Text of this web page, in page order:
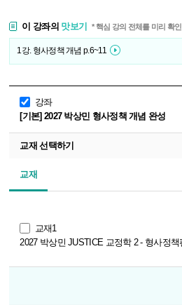
이 강좌의 맛보기 * 핵심 강의 전체를 미리 확
1강. 형사정책 개념 p.6~11
강좌
[기본] 2027 박상민 형사정책 개념 완성
교재 선택하기
교재
교재1
2027 박상민 JUSTICE 교정학 2 - 형사정책